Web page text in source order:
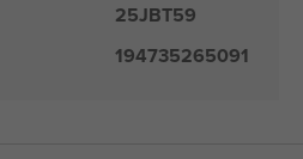
25JBT59
194735265091